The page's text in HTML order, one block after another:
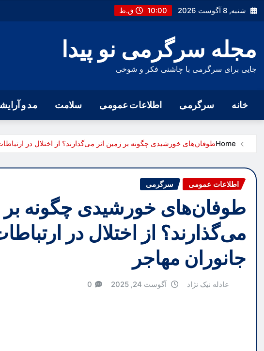
Skip
to
شنبه, 8 آگوست 2026 10:00 ق.ظ
مجله سرگرمی نو پیدا
جایی برای سرگرمی با چاشنی فکر و شوخی
خانه سرگرمی اطلاعات عمومی سلامت مد و
Homeطوفان‌های خورشیدی چگونه بر زمین اثر می‌گذارند؟ از اختلال در
اطلاعات عمومی سرگرمی
طوفان‌های خورشیدی چگونه بر
می‌گذارند؟ از اختلال در
جانوران مهاجر
عادله نیک نژاد آگوست 24, 2025 0